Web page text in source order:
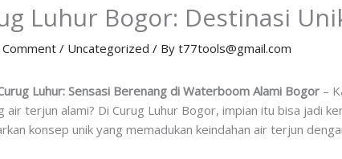
Luhur Bogor: Destinasi
/ Uncategorized / Byt77tools@gmail.com
Luhur: Sensasi Berenang di Waterboom Alami Bogor –
air terjun alami? Di Curug Luhur Bogor, impian itu bisa jadi
konsep unik yang memadukan keindahan air terjun